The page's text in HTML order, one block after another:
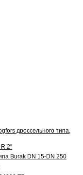
дроссельного типа,
R 2"
Burak DN 15-DN 250